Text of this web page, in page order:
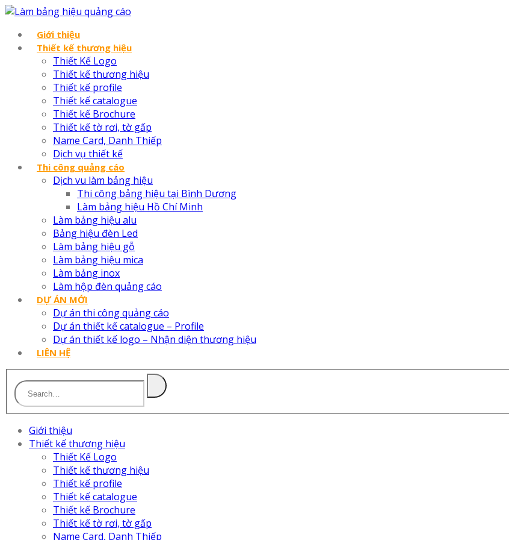
Giới thiệu
Thiết kế thương hiệu
Thiết Kế Logo
Thiết kế thương hiệu
Thiết kế profile
Thiết kế catalogue
Thiết kế Brochure
Thiết kế tờ rơi, tờ gấp
Name Card, Danh Thiếp
Dịch vụ thiết kế
Thi công quảng cáo
Dịch vu làm bảng hiệu
Thi công bảng hiệu tại Bình Dương
Làm bảng hiệu Hồ Chí Minh
Làm bảng hiệu alu
Bảng hiệu đèn Led
Làm bảng hiệu gỗ
Làm bảng hiệu mica
Làm bảng inox
Làm hộp đèn quảng cáo
DỰ ÁN MỚI
Dự án thi công quảng cáo
Dự án thiết kế catalogue – Profile
Dự án thiết kế logo – Nhận diện thương hiệu
LIÊN HỆ
Giới thiệu
Thiết kế thương hiệu
Thiết Kế Logo
Thiết kế thương hiệu
Thiết kế profile
Thiết kế catalogue
Thiết kế Brochure
Thiết kế tờ rơi, tờ gấp
Name Card, Danh Thiếp